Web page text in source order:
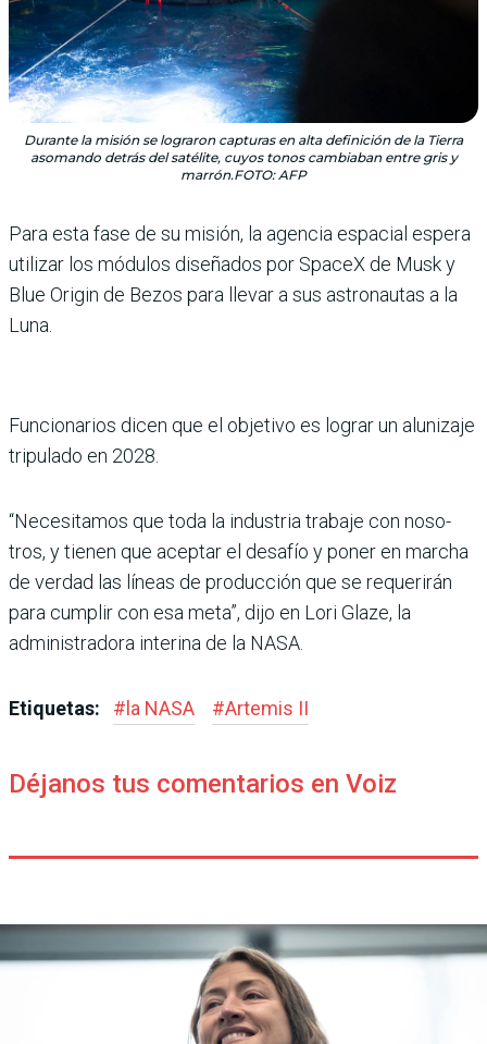
Durante la misión se lograron capturas en alta definición de la Tierra
asomando detrás del satélite, cuyos tonos cambiaban entre gris y
marrón.FOTO: AFP
Para esta fase de su misión, la agencia espacial espera
utili­zar los módulos diseñados por SpaceX de Musk y
Blue Ori­gin de Bezos para llevar a sus astronautas a la
Luna.
Funcionarios dicen que el objetivo es lograr un aluni­zaje
tripulado en 2028.
“Necesitamos que toda la industria trabaje con noso­
tros, y tienen que aceptar el desafío y poner en mar­cha
de verdad las líneas de producción que se reque­rirán
para cumplir con esa meta”, dijo en Lori Glaze, la
administradora interina de la NASA.
Etiquetas: #la NASA #Artemis II
Déjanos tus comentarios en Voiz